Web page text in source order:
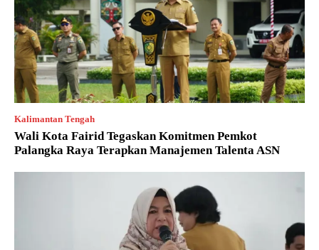
Kalimantan Tengah
Wali Kota Fairid Tegaskan Komitmen Pemkot
Palangka Raya Terapkan Manajemen Talenta ASN